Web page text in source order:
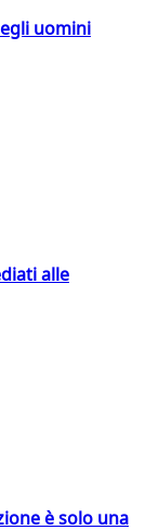
uomini
alle
è solo una